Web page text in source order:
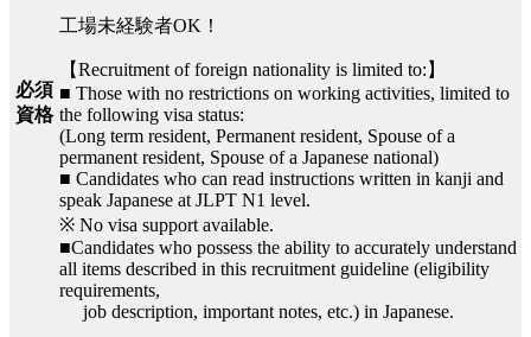
必須
資格
工場未経験者OK！
【Recruitment of foreign nationality is limited to:】
■ Those with no restrictions on working activities, limited to
the following visa status:
(Long term resident, Permanent resident, Spouse of a
permanent resident, Spouse of a Japanese national)
■ Candidates who can read instructions written in kanji and
speak Japanese at JLPT N1 level.
※ No visa support available.
■Candidates who possess the ability to accurately understand
all items described in this recruitment guideline (eligibility
requirements,
job description, important notes, etc.) in Japanese.